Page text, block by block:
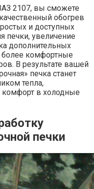
2107, вы сможете
обогрев
и доступных
печки, увеличение
дополнительных
более комфортные
В результате вашей
печка станет
тепла,
в холодные
печки